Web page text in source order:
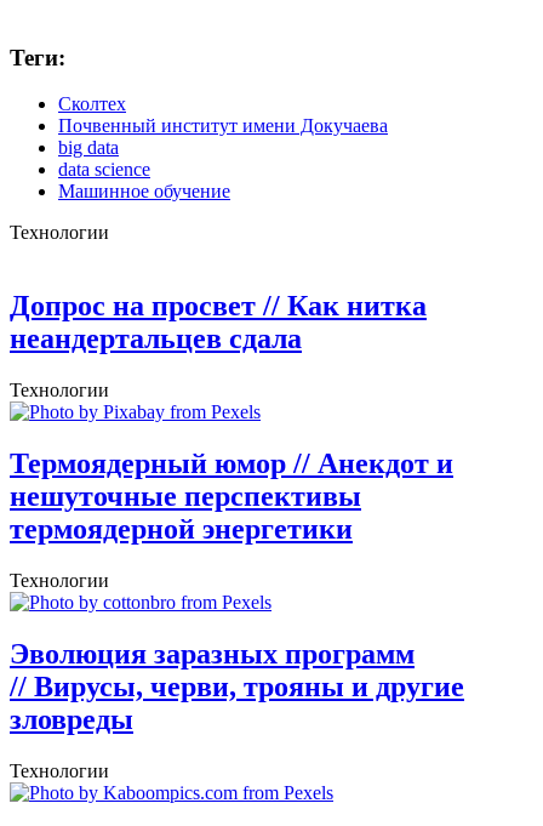
Теги:
Сколтех
Почвенный институт имени Докучаева
big data
data science
Машинное обучение
Технологии
Допрос на просвет // Как нитка
неандертальцев сдала
Технологии
Термоядерный юмор // Анекдот и
нешуточные перспективы
термоядерной энергетики
Технологии
Эволюция заразных программ
// Вирусы, черви, трояны и другие
зловреды
Технологии